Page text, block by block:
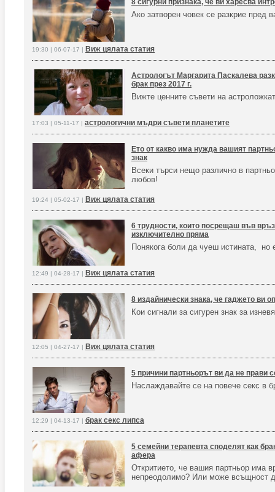
8 сигурни признака, че ви харесва
Ако затворен човек се разкрие пред
19:30 | 06-07-17 | Виж цялата статия
Астрологът Маргарита Паскалева
брак през 2017 г.
Вижте ценните съвети на
17:03 | 05-11-17 | астрологични мъдри съвети планетите
Ето от какво има нужда вашият
знак
Всеки търси нещо различно в
любов!
19:24 | 05-02-17 | Виж цялата статия
6 трудности, които посрещаш във
изключително пряма
Понякога боли да чуеш истината, но
12:49 | 04-28-17 | Виж цялата статия
8 издайнически знака, че гаджето ви
Кои сигнали за сигурен знак за
12:05 | 04-27-17 | Виж цялата статия
5 причини партньорът ви да не прави
Наслаждавайте се на повече секс в
12:29 | 04-13-17 | брак секс липса
5 семейни терапевта споделят как
афера
Откритието, че вашия партньор има
непреодолимо? Или може всъщност